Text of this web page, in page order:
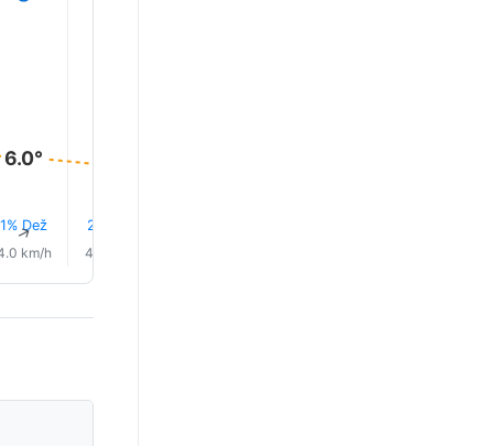
6.0°
1% Dež
↑
km/h
2% Dež
4.0 km/h